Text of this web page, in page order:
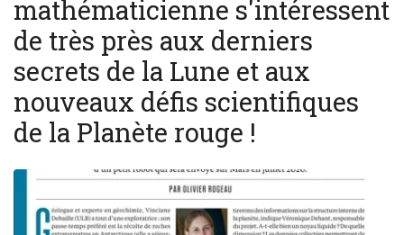
mathématicienne s'intéressent
de très près aux derniers
secrets de la Lune et aux
nouveaux défis scientifiques
de la Planète rouge !